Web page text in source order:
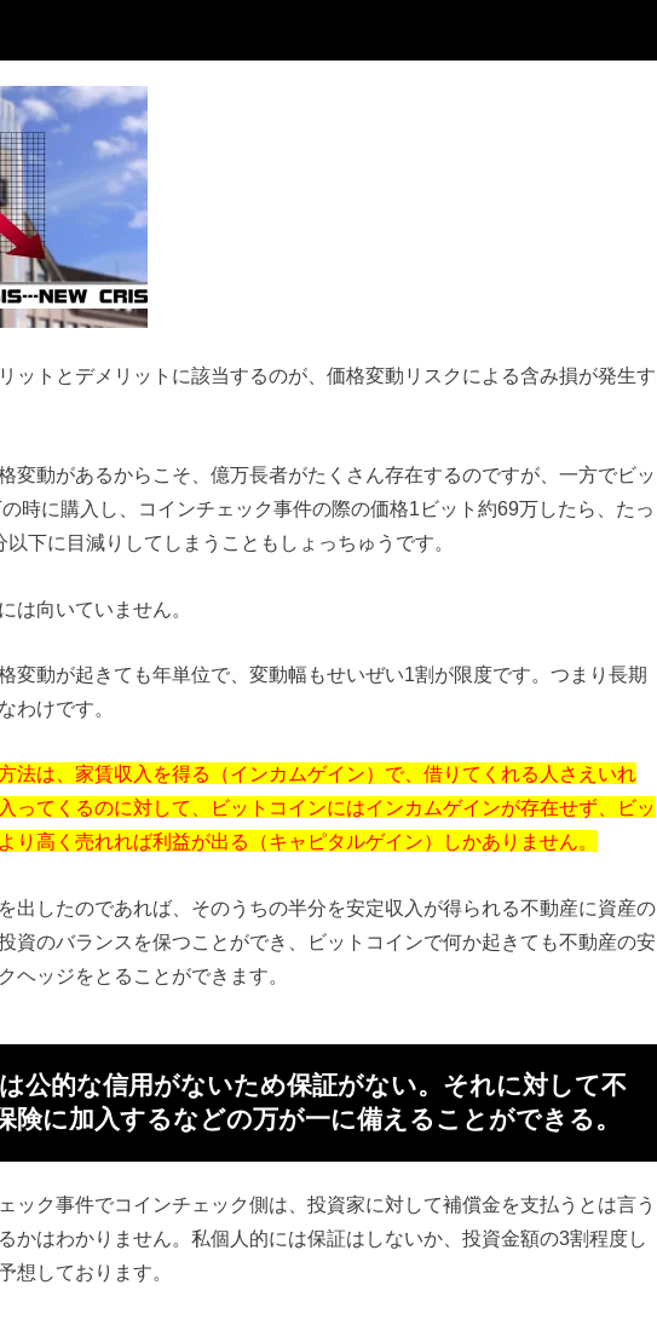
ットとデメリットに該当するのが、価格変動リスクによる含み損が発生す
変動があるからこそ、億万長者がたくさん存在するのですが、一方でビッ
時に購入し、コインチェック事件の際の価格1ビット約69万したら、たっ
下に目減りしてしまうこともしょっちゅうです。
は向いていません。
変動が起きても年単位で、変動幅もせいぜい1割が限度です。つまり長期
わけです。
法は、家賃収入を得る（インカムゲイン）で、借りてくれる人さえいれ
ってくるのに対して、ビットコインにはインカムゲインが存在せず、ビッ
り高く売れれば利益が出る（キャピタルゲイン）しかありません。
出したのであれば、そのうちの半分を安定収入が得られる不動産に資産の
資のバランスを保つことができ、ビットコインで何か起きても不動産の安
ヘッジをとることができます。
公的な信用がないため保証がない。それに対して不
険に加入するなどの万が一に備えることができる。
ック事件でコインチェック側は、投資家に対して補償金を支払うとは言う
かはわかりません。私個人的には保証はしないか、投資金額の3割程度し
想しております。